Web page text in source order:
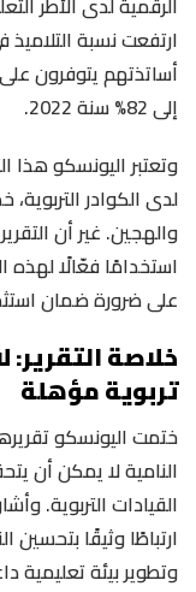
ارتفعت نسبة
إلى 82% سنة 2022.
وتعتبر اليونسكو
لدى الكوادر
والهجين. غير أن
استخدامًا فعّالًا لهذه
على ضرورة ضمان
خلاصة التقرير:
تربوية مؤهلة
ختمت اليونسكو
النامية لا يمكن أن
القيادات التربوية.
ارتباطًا وثيقًا بتحسين
وتطوير بيئة تعليمية